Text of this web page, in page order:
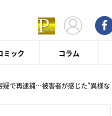
ミック コラム
疑で再逮捕…被害者が感じた“異様な